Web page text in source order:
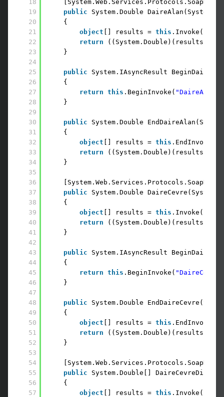
18
19
20
21
22
23
24
25
26
27
28
29
30
31
32
33
34
35
36
37
38
39
40
41
42
43
44
45
46
47
48
49
50
51
52
53
54
55
56
57
public
System.Double
{
object [] results = this .Invoke(
return
}
public
System.IAsyncResult
{
return this .BeginInvoke( "DaireAlan"
}
public
System.Double
{
object [] results = this
return
}
public
System.Double
{
object [] results = this .Invoke(
return
}
public
System.IAsyncResult
{
return this .BeginInvoke( "DaireCevre"
}
public
System.Double
{
object [] results = this
return
}
public
System.Double[]
{
object [] results = this .Invoke(